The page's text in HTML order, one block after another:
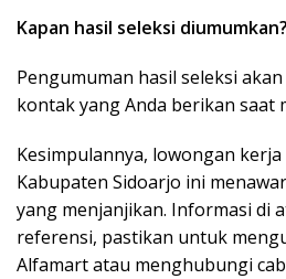
Kapan hasil seleksi diumumkan?
Pengumuman hasil seleksi
kontak yang Anda berikan saat
Kesimpulannya, lowongan
Kabupaten Sidoarjo ini
yang menjanjikan. Informasi di
referensi, pastikan untuk
Alfamart atau menghubungi